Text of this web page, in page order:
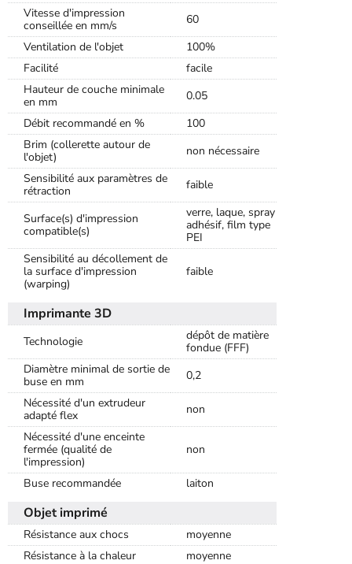
Vitesse d'impression
conseillée en mm/s
60
Ventilation de l'objet
100%
Facilité
facile
Hauteur de couche minimale
en mm
0.05
Débit recommandé en %
100
Brim (collerette autour de
l'objet)
non nécessaire
Sensibilité aux paramètres de
rétraction
faible
Surface(s) d'impression
compatible(s)
verre, laque, spray
adhésif, film type
PEI
Sensibilité au décollement de
la surface d'impression
(warping)
faible
Imprimante 3D
Technologie
dépôt de matière
fondue (FFF)
Diamètre minimal de sortie de
buse en mm
0,2
Nécessité d'un extrudeur
adapté flex
non
Nécessité d'une enceinte
fermée (qualité de
l'impression)
non
Buse recommandée laiton
Objet imprimé
Résistance aux chocs
moyenne
Résistance à la chaleur
moyenne